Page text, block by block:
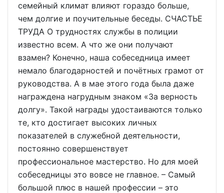
семейный климат влияют гораздо больше,
чем долгие и поучительные беседы. СЧАСТЬЕ
ТРУДА О трудностях службы в полиции
известно всем. А что же они получают
взамен? Конечно, наша собеседница имеет
немало благодарностей и почётных грамот от
руководства. А в мае этого года была даже
награждена нагрудным знаком «За верность
долгу». Такой награды удостаиваются только
те, кто достигает высоких личных
показателей в служебной деятельности,
постоянно совершенствует
профессиональное мастерство. Но для моей
собеседницы это вовсе не главное. – Самый
большой плюс в нашей профессии – это